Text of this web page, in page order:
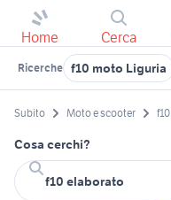
Home Cerca
Ricerche f10 moto Liguria
Subito Moto e scooter
Cosa cerchi?